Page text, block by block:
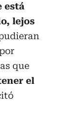
está
lejos
que
el